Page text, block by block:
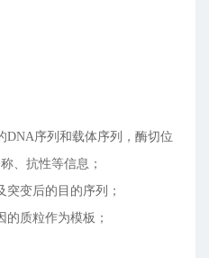
DNA序列和载体序列，酶切位
、抗性等信息；
变后的目的序列；
质粒作为模板；